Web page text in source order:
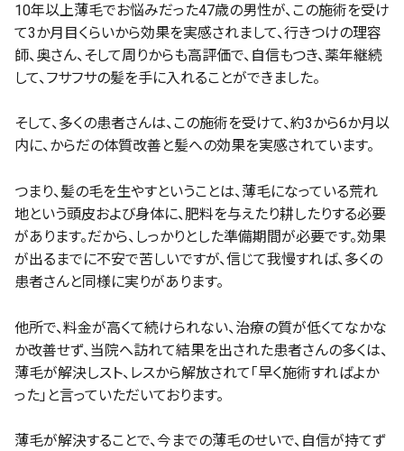
10年以上薄毛でお悩みだった47歳の男性が、この施術を受け
て3か月目くらいから効果を実感されまして、行きつけの理容
師、奥さん、そして周りからも高評価で、自信もつき、薬年継続
して、フサフサの髪を手に入れることができました。
そして、多くの患者さんは、この施術を受けて、約3から6か月以
内に、からだの体質改善と髪への効果を実感されています。
つまり、髪の毛を生やすということは、薄毛になっている荒れ
地という頭皮および身体に、肥料を与えたり耕したりする必要
があります。だから、しっかりとした準備期間が必要です。効果
が出るまでに不安で苦しいですが、信じて我慢すれば、多くの
患者さんと同様に実りがあります。
他所で、料金が高くて続けられない、治療の質が低くてなかな
か改善せず、当院へ訪れて結果を出された患者さんの多くは、
薄毛が解決しスト、レスから解放されて「早く施術すればよか
った」と言っていただいております。
薄毛が解決することで、今までの薄毛のせいで、自信が持てず